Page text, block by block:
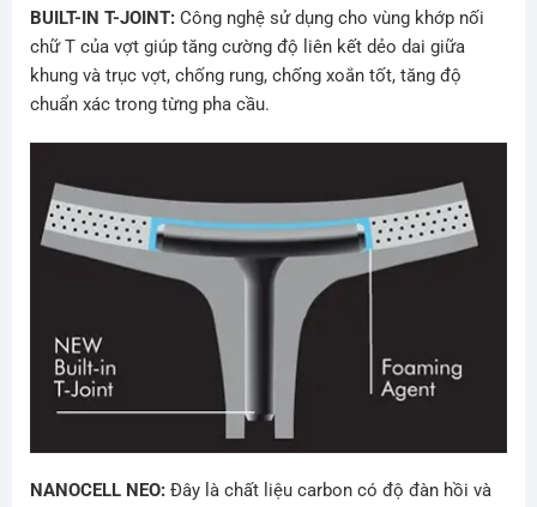
BUILT-IN T-JOINT:Công nghệ sử dụng cho vùng khớp nối
chữ T của vợt giúp tăng cường độ liên kết dẻo dai giữa
khung và trục vợt, chống rung, chống xoắn tốt, tăng độ
chuẩn xác trong từng pha cầu.
NANOCELL NEO:Đây là chất liệu carbon có độ đàn hồi và